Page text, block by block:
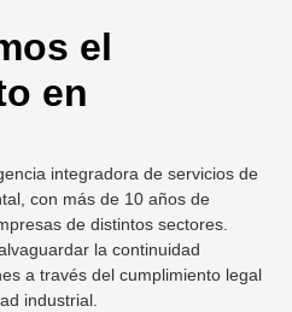
el
en
integradora de servicios de
con más de 10 años de
de distintos sectores.
la continuidad
a través del cumplimiento legal
industrial.